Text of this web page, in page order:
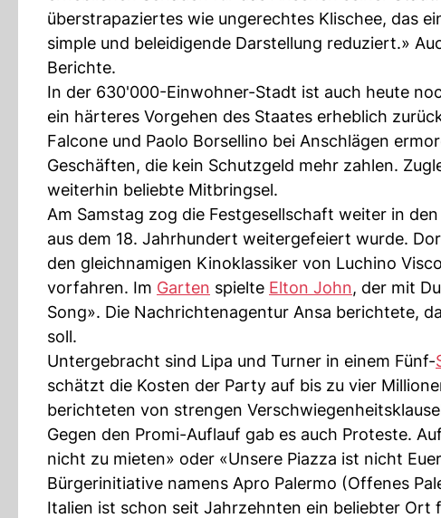
überstrapaziertes wie ungerechtes Klischee, das
simple und beleidigende Darstellung reduziert.»
Berichte.
In der 630'000-Einwohner-Stadt ist auch heute
ein härteres Vorgehen des Staates erheblich
Falcone und Paolo Borsellino bei Anschlägen
Geschäften, die kein Schutzgeld mehr zahlen.
weiterhin beliebte Mitbringsel.
Am Samstag zog die Festgesellschaft weiter in
aus dem 18. Jahrhundert weitergefeiert wurde.
den gleichnamigen Kinoklassiker von Luchino
vorfahren. Im Garten spielte Elton John, der mit
Song». Die Nachrichtenagentur Ansa berichtete,
soll.
Untergebracht sind Lipa und Turner in einem Fünf-
schätzt die Kosten der Party auf bis zu vier
berichteten von strengen
Gegen den Promi-Auflauf gab es auch Proteste.
nicht zu mieten» oder «Unsere Piazza ist nicht
Bürgerinitiative namens Apro Palermo (Offenes
Italien ist schon seit Jahrzehnten ein beliebter